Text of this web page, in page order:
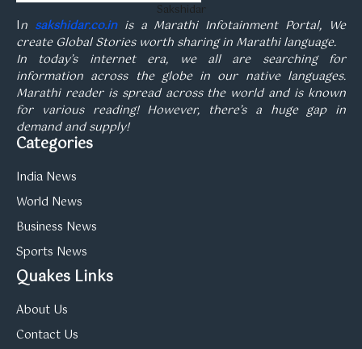
Sakshidar
In sakshidar.co.inis a Marathi Infotainment Portal, We
create Global Stories worth sharing in Marathi language.
In today’s internet era, we all are searching for
information across the globe in our native languages.
Marathi reader is spread across the world and is known
for various reading! However, there’s a huge gap in
demand and supply!
Categories
India News
World News
Business News
Sports News
Quakes Links
About Us
Contact Us